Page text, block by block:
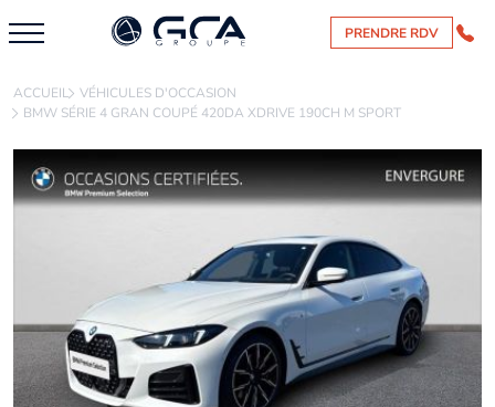
PRENDRE RDV
ACCUEIL VÉHICULES D'OCCASION
BMW SÉRIE 4 GRAN COUPÉ 420DA XDRIVE 190CH M SPORT